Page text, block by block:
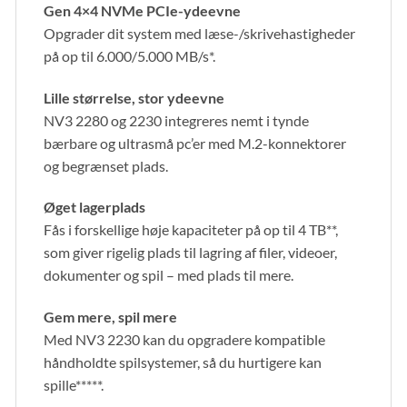
Gen 4×4 NVMe PCIe-ydeevne
Opgrader dit system med læse-/skrivehastigheder
på op til 6.000/5.000 MB/s*.
Lille størrelse, stor ydeevne
NV3 2280 og 2230 integreres nemt i tynde
bærbare og ultrasmå pc’er med M.2-konnektorer
og begrænset plads.
Øget lagerplads
Fås i forskellige høje kapaciteter på op til 4 TB**,
som giver rigelig plads til lagring af filer, videoer,
dokumenter og spil – med plads til mere.
Gem mere, spil mere
Med NV3 2230 kan du opgradere kompatible
håndholdte spilsystemer, så du hurtigere kan
spille*****.